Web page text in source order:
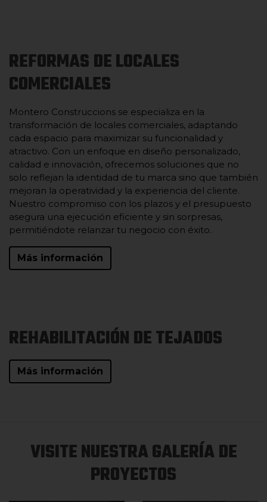
REFORMAS DE LOCALES
COMERCIALES
Montero Construccions se especializa en la
transformación de locales comerciales, adaptando
cada espacio para maximizar su funcionalidad y
atractivo. Con un enfoque en diseño personalizado,
calidad e innovación, ofrecemos soluciones que no
solo reflejan la identidad de tu marca sino que también
mejoran la operatividad y la experiencia del cliente.
Nuestro compromiso con los plazos y el presupuesto
asegura una ejecución eficiente y sin sorpresas,
permitiéndote relanzar tu negocio con éxito.
Más información
REHABILITACIÓN DE TEJADOS
Más información
VISITE NUESTRA GALERÍA DE
PROYECTOS